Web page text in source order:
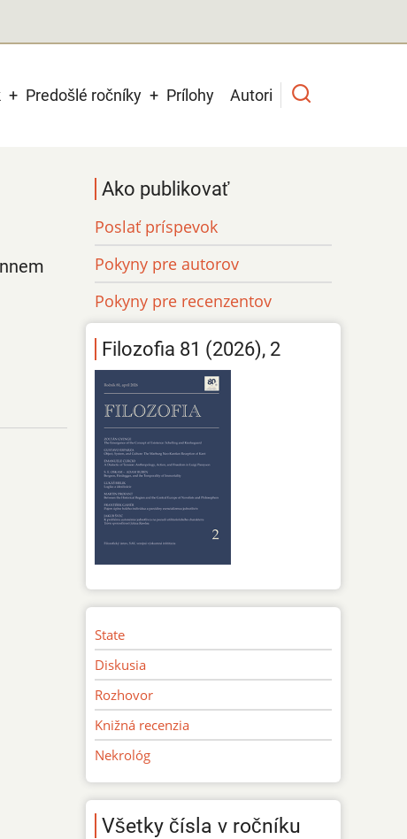
Predošlé ročníky Prílohy Autori
Ako publikovať
Poslať príspevok
Pokyny pre autorov
Pokyny pre recenzentov
Filozofia 81 (2026), 2
State
Diskusia
Rozhovor
Knižná recenzia
Nekrológ
Všetky čísla v ročníku